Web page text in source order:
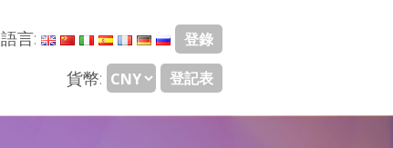
語言: 登錄
貨幣: 登記表